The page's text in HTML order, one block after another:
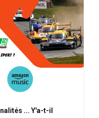
... Y'a-t-il